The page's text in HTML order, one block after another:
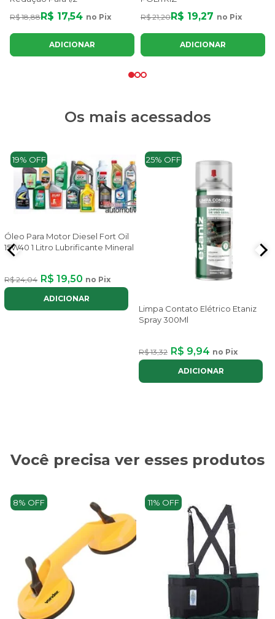
R$ 18,88 R$ 17,54 no Pix
ADICIONAR
R$ 21,20 R$ 19,27 no Pix
ADICIONAR
Os mais acessados
19% OFF
Óleo Para Motor Diesel Fort Oil
15W40 1 Litro Lubrificante Mineral
R$ 24,04 R$ 19,50 no Pix
ADICIONAR
25% OFF
Limpa Contato Elétrico Etaniz
Spray 300Ml
R$ 13,32 R$ 9,94 no Pix
ADICIONAR
Você precisa ver esses produtos
8% OFF 11% OFF